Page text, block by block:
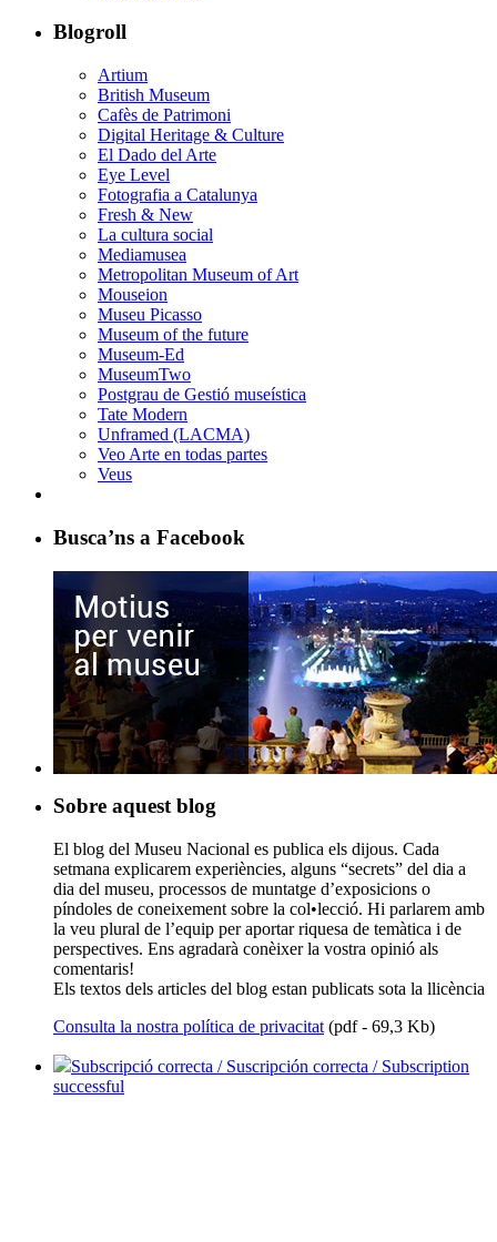
Blogroll
Artium
British Museum
Cafès de Patrimoni
Digital Heritage & Culture
El Dado del Arte
Eye Level
Fotografia a Catalunya
Fresh & New
La cultura social
Mediamusea
Metropolitan Museum of Art
Mouseion
Museu Picasso
Museum of the future
Museum-Ed
MuseumTwo
Postgrau de Gestió museística
Tate Modern
Unframed (LACMA)
Veo Arte en todas partes
Veus
Busca’ns a Facebook
Sobre aquest blog
El blog del Museu Nacional es publica els dijous. Cada
setmana explicarem experiències, alguns “secrets” del dia a
dia del museu, processos de muntatge d’exposicions o
píndoles de coneixement sobre la col•lecció. Hi parlarem amb
la veu plural de l’equip per aportar riquesa de temàtica i de
perspectives. Ens agradarà conèixer la vostra opinió als
comentaris!
Els textos dels articles del blog estan publicats sota la llicència
Consulta la nostra política de privacitat (pdf - 69,3 Kb)
Subscripció correcta / Suscripción correcta / Subscription
successful